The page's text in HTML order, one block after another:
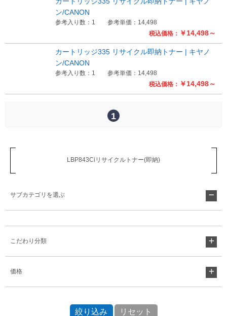
デジタルカタログ
クイックオーダー
（注文番号からご注文）
税込価格： ￥14,498～
ン/CANON
参考入り数：1 参考単価：14,498
税込価格： ￥14,498～
カートリッジ335 リサイクル即納トナー | キヤノ
ン/CANON
参考入り数：1 参考単価：14,498
1
LBP843Ciリサイクルトナー(即納)
サブカテゴリを選ぶ
こだわり分類
価格